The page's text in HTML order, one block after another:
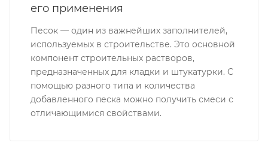
его применения
Песок — один из важнейших заполнителей,
используемых в строительстве. Это основной
компонент строительных растворов,
предназначенных для кладки и штукатурки. С
помощью разного типа и количества
добавленного песка можно получить смеси с
отличающимися свойствами.